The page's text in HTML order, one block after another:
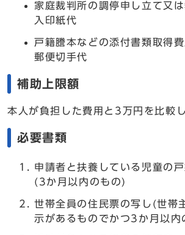
家庭裁判所の調停申し立て又
入印紙代
戸籍謄本などの添付書類取得
郵便切手代
補助上限額
本人が負担した費用と3万円を比較
必要書類
申請者と扶養している児童の
(3か月以内のもの)
世帯全員の住民票の写し(世帯
示があるものでかつ3か月以内